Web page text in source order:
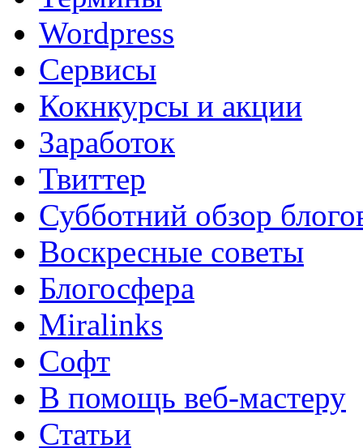
Wordpress
Сервисы
Кокнкурсы и акции
Заработок
Твиттер
Субботний обзор
Воскресные советы
Блогосфера
Miralinks
Софт
В помощь веб-мастеру
Статьи